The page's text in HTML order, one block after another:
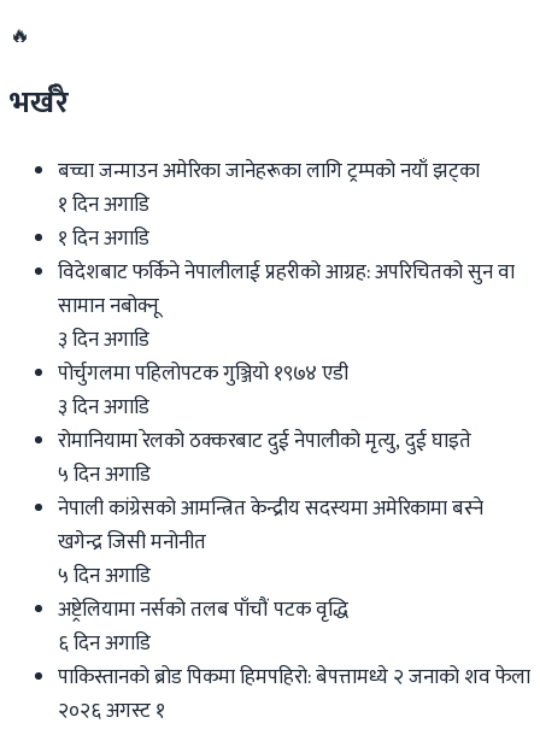
🔥
भर्खरै
बच्चा जन्माउन अमेरिका जानेहरूका लागि ट्रम्पको नयाँ झट्का
१ दिन अगाडि
१ दिन अगाडि
विदेशबाट फर्किने नेपालीलाई प्रहरीको आग्रह: अपरिचितको सुन वा
सामान नबोक्नू
३ दिन अगाडि
पोर्चुगलमा पहिलोपटक गुञ्जियो १९७४ एडी
३ दिन अगाडि
रोमानियामा रेलको ठक्करबाट दुई नेपालीको मृत्यु, दुई घाइते
५ दिन अगाडि
नेपाली कांग्रेसको आमन्त्रित केन्द्रीय सदस्यमा अमेरिकामा बस्ने
खगेन्द्र जिसी मनोनीत
५ दिन अगाडि
अष्ट्रेलियामा नर्सको तलब पाँचौं पटक वृद्धि
६ दिन अगाडि
पाकिस्तानको ब्रोड पिकमा हिमपहिरो: बेपत्तामध्ये २ जनाको शव फेला
२०२६ अगस्ट १